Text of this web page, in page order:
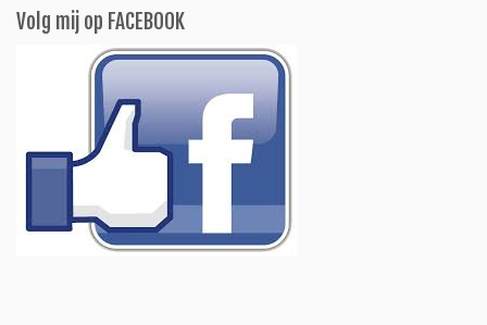
Volg mij op FACEBOOK